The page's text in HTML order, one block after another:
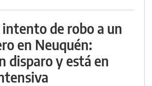
de robo a un
en Neuquén:
disparo y está en